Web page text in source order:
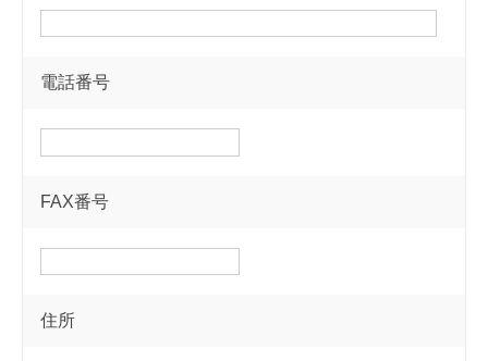
電話番号
FAX番号
住所